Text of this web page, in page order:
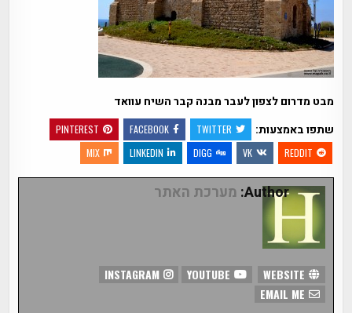
מבט מדרום לצפון לעבר מבנה קבר השיח עוואד
שתפו באמצעות:
TWITTER
FACEBOOK
PINTEREST
REDDIT
VK
DIGG
LINKEDIN
MIX
Author: מערכת האתר
INSTAGRAM